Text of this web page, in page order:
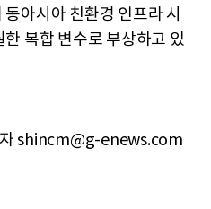
아시아 친환경 인프라 시
복합 변수로 부상하고 있
shincm@g-enews.com